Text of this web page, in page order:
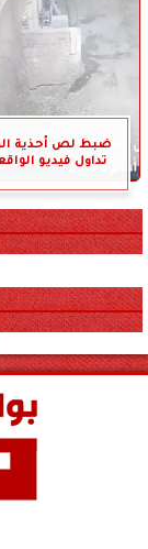
ضبط لص أحذية
تداول فيديو